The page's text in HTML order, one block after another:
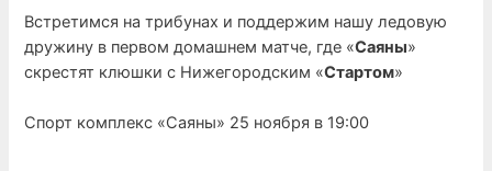
Встретимся на трибунах и поддержим нашу ледовую
дружину в первом домашнем матче, где «Саяны»
скрестят клюшки с Нижегородским «Стартом»
Спорт комплекс «Саяны» 25 ноября в 19:00